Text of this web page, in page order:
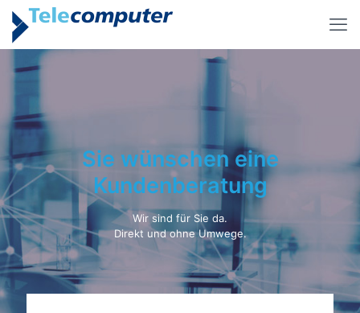
Sie wünschen eine
Kundenberatung
Wir sind für Sie da.
Direkt und ohne Umwege.